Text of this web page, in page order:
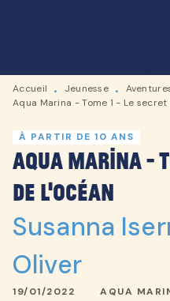
Accueil • Jeunesse •
Aqua Marina - Tome 1 - Le secret
À PARTIR DE 10 ANS
Aqua Marina -
de l'océan
Susanna
Oliver
19/01/2022 AQUA